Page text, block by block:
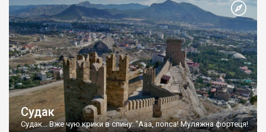
Судак
Судак... Вже чую крики в спину: "Ааа, попса! Муляжна фортеця!